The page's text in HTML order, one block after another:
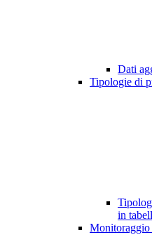
Dati
Tipologie di
in
Monitoraggio